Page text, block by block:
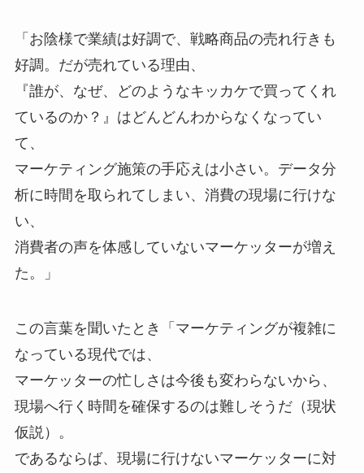
「お陰様で業績は好調で、戦略商品の売れ行きも
好調。だが売れている理由、
『誰が、なぜ、どのようなキッカケで買ってくれ
ているのか？』はどんどんわからなくなってい
て、
マーケティング施策の手応えは小さい。データ分
析に時間を取られてしまい、消費の現場に行けな
い、
消費者の声を体感していないマーケッターが増え
た。」
この言葉を聞いたとき「マーケティングが複雑に
なっている現代では、
マーケッターの忙しさは今後も変わらないから、
現場へ行く時間を確保するのは難しそうだ（現状
仮説）。
であるならば、現場に行けないマーケッターに対